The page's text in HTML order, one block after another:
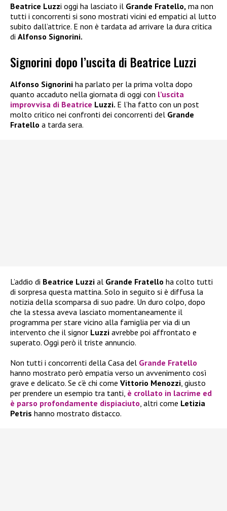
Beatrice Luzzi oggi ha lasciato il Grande Fratello, ma non
tutti i concorrenti si sono mostrati vicini ed empatici al lutto
subito dall’attrice. E non è tardata ad arrivare la dura critica
di Alfonso Signorini.
Signorini dopo l’uscita di Beatrice Luzzi
Alfonso Signorini ha parlato per la prima volta dopo
quanto accaduto nella giornata di oggi con l’uscita
improvvisa di Beatrice Luzzi. E l’ha fatto con un post
molto critico nei confronti dei concorrenti del Grande
Fratello a tarda sera.
L’addio di Beatrice Luzzi al Grande Fratello ha colto tutti
di sorpresa questa mattina. Solo in seguito si è diffusa la
notizia della scomparsa di suo padre. Un duro colpo, dopo
che la stessa aveva lasciato momentaneamente il
programma per stare vicino alla famiglia per via di un
intervento che il signor Luzzi avrebbe poi affrontato e
superato. Oggi però il triste annuncio.
Non tutti i concorrenti della Casa del Grande Fratello
hanno mostrato però empatia verso un avvenimento così
grave e delicato. Se c’è chi come Vittorio Menozzi, giusto
per prendere un esempio tra tanti, è crollato in lacrime ed
è parso profondamente dispiaciuto, altri come Letizia
Petris hanno mostrato distacco.